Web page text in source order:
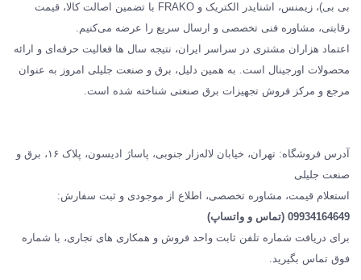
بی بی)، زیمنس، اشنایدر الکتریک و FRAKO با تضمین اصالت کالا، قیمت
رقابتی، مشاوره فنی تخصصی و ارسال سریع را عرضه می‌کنیم.
اعتماد هزاران مشتری در سراسر ایران، نتیجه سال ها فعالیت حرفه‌ای و ارائه
محصولات اورجینال است. به همین دلیل، برق و صنعت جلیلی امروز به عنوان
مرجع و مرکز فروش تجهیزات برق صنعتی شناخته شده است.
آدرس فروشگاه: تهران، خیابان لاله‌زار جنوبی، پاساژ ادیسون، پلاک ۱۶، برق و
صنعت جلیلی
استعلام قیمت، مشاوره تخصصی، اطلاع از موجودی و ثبت سفارش:
09934164649 (تماس و واتساپ)
برای دریافت شماره تلفن ثابت واحد فروش و همکاری های تجاری، با شماره
فوق تماس بگیرید.